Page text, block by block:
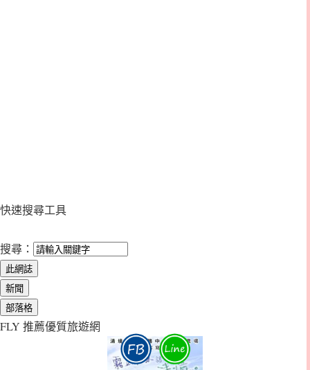
快速搜尋工具
搜尋：
FLY 推薦優質旅遊網